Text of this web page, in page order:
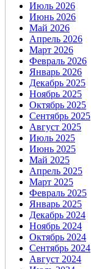
Июль 2026
Июнь 2026
Май 2026
Апрель 2026
Март 2026
Февраль 2026
Январь 2026
Декабрь 2025
Ноябрь 2025
Октябрь 2025
Сентябрь 2025
Август 2025
Июль 2025
Июнь 2025
Май 2025
Апрель 2025
Март 2025
Февраль 2025
Январь 2025
Декабрь 2024
Ноябрь 2024
Октябрь 2024
Сентябрь 2024
Август 2024